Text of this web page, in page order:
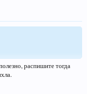
распишите тогда